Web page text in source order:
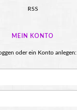
RSS
MEIN KONTO
oder ein Konto anlegen: